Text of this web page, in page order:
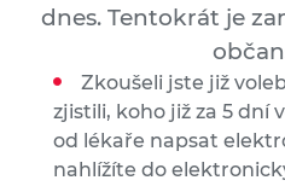
dnes. Tentokrát je
Zkoušeli jste již
zjistili, koho již za 5 dní
od lékaře napsat
nahlížíte do